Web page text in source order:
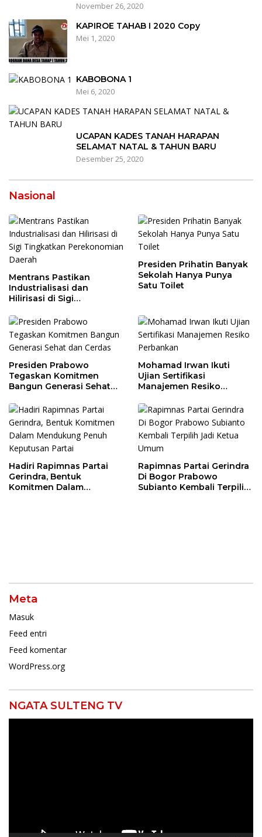
November 26, 2020
KAPIROE TAHAB I 2020 Copy
Mei 1, 2020
KABOBONA 1
Mei 6, 2020
UCAPAN KADES TANAH HARAPAN
SELAMAT NATAL & TAHUN BARU
Desember 25, 2020
Nasional
Mentrans Pastikan
Industrialisasi dan
Hilirisasi di Sigi
Perekonomian Daerah
Presiden Prihatin Banyak
Sekolah Hanya Punya
Satu Toilet
Presiden Prabowo
Tegaskan Komitmen
Bangun Generasi Sehat
Mohamad Irwan Ikuti
Ujian Sertifikasi
Manajemen Resiko
Hadiri Rapimnas Partai
Gerindra, Bentuk
Komitmen Dalam
Rapimnas Partai Gerindra
Di Bogor Prabowo
Subianto Kembali Terpilih
Meta
Masuk
Feed entri
Feed komentar
WordPress.org
NGATA SULTENG TV